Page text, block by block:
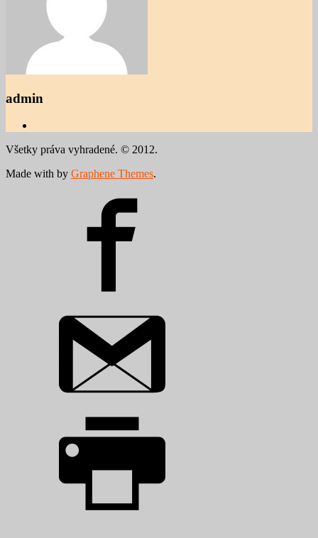
admin
Všetky práva vyhradené. © 2012.
Made with by Graphene Themes.